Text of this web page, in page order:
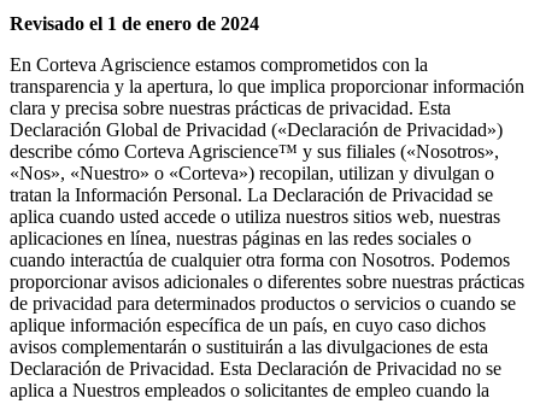
Revisado el 1 de enero de 2024
En Corteva Agriscience estamos comprometidos con la
transparencia y la apertura, lo que implica proporcionar información
clara y precisa sobre nuestras prácticas de privacidad. Esta
Declaración Global de Privacidad («Declaración de Privacidad»)
describe cómo Corteva Agriscience™ y sus filiales («Nosotros»,
«Nos», «Nuestro» o «Corteva») recopilan, utilizan y divulgan o
tratan la Información Personal. La Declaración de Privacidad se
aplica cuando usted accede o utiliza nuestros sitios web, nuestras
aplicaciones en línea, nuestras páginas en las redes sociales o
cuando interactúa de cualquier otra forma con Nosotros. Podemos
proporcionar avisos adicionales o diferentes sobre nuestras prácticas
de privacidad para determinados productos o servicios o cuando se
aplique información específica de un país, en cuyo caso dichos
avisos complementarán o sustituirán a las divulgaciones de esta
Declaración de Privacidad. Esta Declaración de Privacidad no se
aplica a Nuestros empleados o solicitantes de empleo cuando la